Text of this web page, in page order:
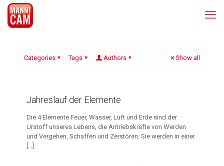
Categories Tags Authors Show all
Jahreslauf der Elemente
Die 4 Elemente Feuer, Wasser, Luft und Erde sind der
Urstoff unseres Lebens, die Antriebskräfte von Werden
und Vergehen, Schaffen und Zerstören. Sie werden in einer
[…]